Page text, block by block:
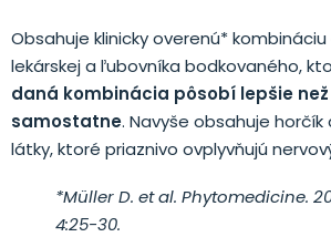
Obsahuje klinicky overenú*
lekárskej a ľubovníka bodkovaného,
daná kombinácia pôsobí lepšie
samostatne. Navyše obsahuje horčík
látky, ktoré priaznivo ovplyvňujú
*Müller D. et al. Phytomedicine.
4:25-30.